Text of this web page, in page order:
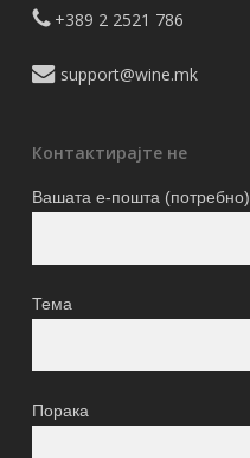
+389 2 2521 786
support@wine.mk
Контактирајте не
Вашата е-пошта (потребно)
Тема
Порака